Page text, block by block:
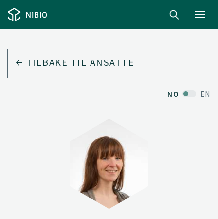
TILBAKE TIL ANSATTE
NO EN